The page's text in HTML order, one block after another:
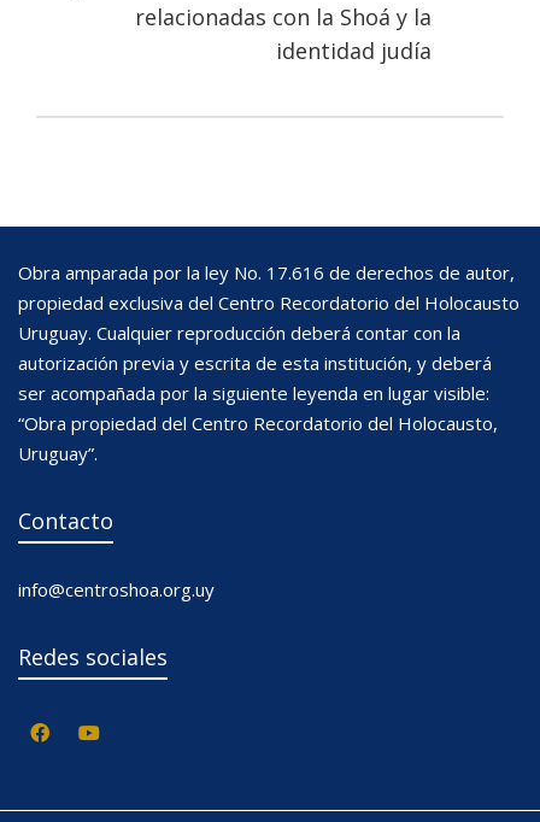
relacionadas con la Shoá y la
identidad judía
Obra amparada por la ley No. 17.616 de derechos de autor,
propiedad exclusiva del Centro Recordatorio del Holocausto
Uruguay. Cualquier reproducción deberá contar con la
autorización previa y escrita de esta institución, y deberá
ser acompañada por la siguiente leyenda en lugar visible:
“Obra propiedad del Centro Recordatorio del Holocausto,
Uruguay”.
Contacto
info@centroshoa.org.uy
Redes sociales